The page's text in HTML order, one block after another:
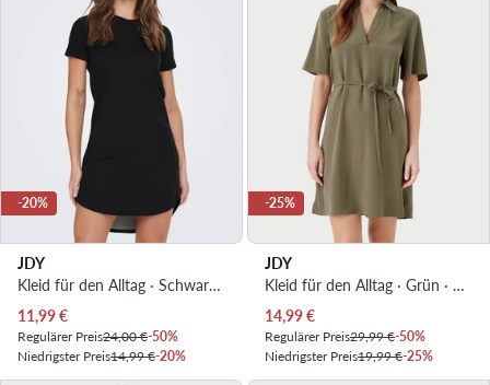
-20%
JDY
Kleid für den Alltag · Schwarz · Mini
Aktueller Preis
11,99€
Regulärer Preis24,00 €-50%
Niedrigster Preis14,99 €-20%
-25%
JDY
Kleid für den Alltag · Grün · Mini
Aktueller Preis
14,99€
Regulärer Preis29,99 €-50%
Niedrigster Preis19,99 €-25%